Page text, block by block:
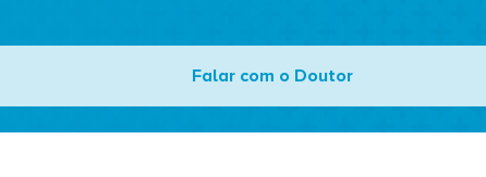
Falar com o Doutor